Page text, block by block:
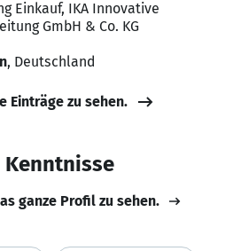
Einkauf, IKA Innovative
GmbH & Co. KG
, Deutschland
Einträge zu sehen.
ganze Profil zu sehen.